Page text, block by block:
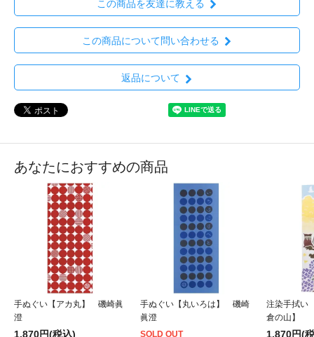
この商品を友達に教える
この商品について問い合わせる
返品について
あなたにおすすめの商品
手ぬぐい【アカ丸】 磯崎眞
澄
1,870円(税込)
手ぬぐい【丸いろは】 磯崎
眞澄
SOLD OUT
注染手拭い
倉の山】
1,870円(